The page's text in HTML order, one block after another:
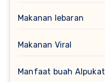
Makanan lebaran
Makanan Viral
Manfaat buah Alpukat